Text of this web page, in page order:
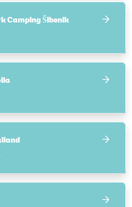
Camping Šibenik